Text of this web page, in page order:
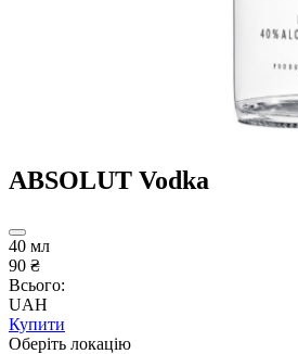
ABSOLUT Vodka
40 мл
90 ₴
Всього:
UAH
Купити
Оберіть локацію